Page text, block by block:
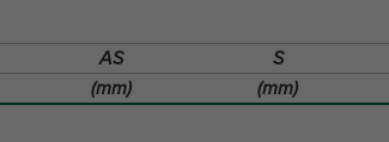
AS S
(mm) (mm)